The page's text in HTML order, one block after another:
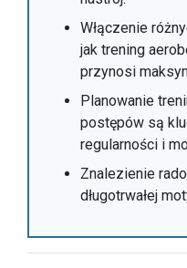
Włączenie
jak trening
przynosi
Planowanie
postępów są
regularności i
Znalezienie
długotrwałej